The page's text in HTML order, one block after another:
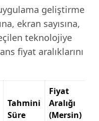
geliştirme
ekran sayısına,
teknolojiye
fiyat aralıklarını
Tahmini
Süre
Fiyat
Aralığı
(Mersin)